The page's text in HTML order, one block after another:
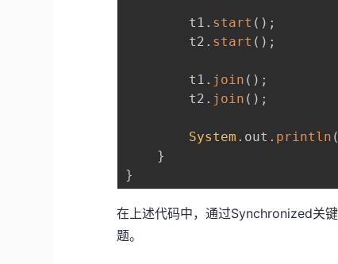
        t1
. start ( ) ;
        t2
. start ( ) ;
        t1
. join ( ) ;
        t2
. join ( ) ;
System . out . println (
}
}
在上述代码中，通过Synchronized关
题。